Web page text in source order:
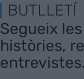
BUTLLETÍ
Segueix
històries,
entrevistes.